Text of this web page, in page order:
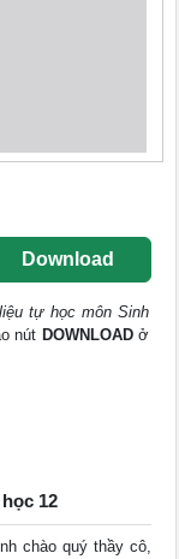
Download
tự học môn Sinh
nút DOWNLOADở
12
chào quý thầy cô,